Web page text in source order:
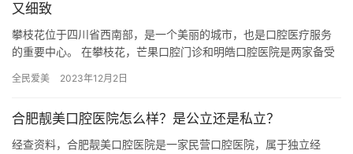
又细致
攀枝花位于四川省西南部，是一个美丽的城市，也是口腔医疗服务
的重要中心。 在攀枝花，芒果口腔门诊和明皓口腔医院是两家备受
的…
全民爱美 2023年12月2日
合肥靓美口腔医院怎么样？是公立还是私立？
经查资料，合肥靓美口腔医院是一家民营口腔医院，属于独立经